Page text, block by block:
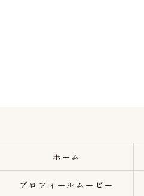
ホーム
プロフィールムービー